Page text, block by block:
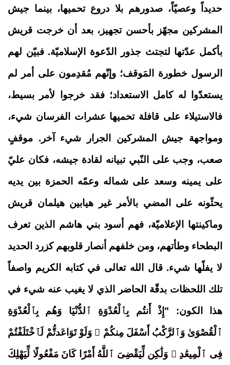
حديداً وعصيّاً، صدورهم بلا دروع تحميها، بينما جيش
المشركين مجهّز بأحسن تجهيز، بعد أن خرجت قريش
بأكمل عدّتها لتجتث جذور الدّعوة الإسلاميّة. فبيّن لهم
الرسول خطورة المَوقف؛ وإنّهم مُقدِمون على أمر لم
يستعدّوا له كامل الاستعداد؛ فقد خرجوا لأمر بسيط،
فالاستيلاء على قافلة تحميها عشرات الفرسان شيء،
ومواجهة جيش المشركين الجرار شيء آخر. موقفٍ
صعب، وجب على النّبي تبيانه لقادة جيشه، فكان عليّ
على يمينه وسعد على شماله وعمّه الحمزة بين يديه
يحثّونه على المضي بالأمر غير هيابين هيلمان قريش
وماكينتها الإعلاميّة، فهم أسود بني هاشم الذين تعرف
البطحاء وطأتهم، ومن خلفهم أنصار قلوبهم كزرد الحديد
لا يفلّها شيء. قال الله تعالى في كتابه الكريم واصفاً
تلك اللحظات بدقّة الحاضر الذي لا يغيب عنه شيء في
هذا الكون: " إِذْ أَنتُم بِٱلْعُدْوَةِ ٱلدُّنْيَا وَهُم بِٱلْعُدْوَةِ
ٱلْقُصْوَىٰ وَٱلرَّكْبُ أَسْفَلَ مِنكُمْ ۚ وَلَوْ تَوَاعَدتُّمْ لَٱخْتَلَفْتُمْ
فِى ٱلْمِيعَٰدِ ۙ وَلَٰكِن لِّيَقْضِىَ ٱللَّهُ أَمْرًا كَانَ مَفْعُولًا لِّيَهْلِكَ